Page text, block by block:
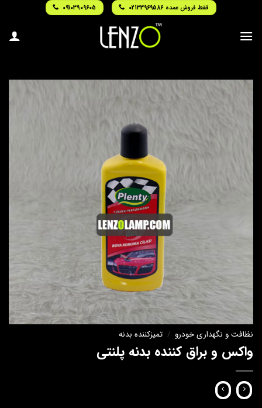
content
فقط فروش عمده 02133969586 09103909605
نظافت و نگهداری خودرو / تمیزکننده بدنه
واکس و براق کننده بدنه پلنتی